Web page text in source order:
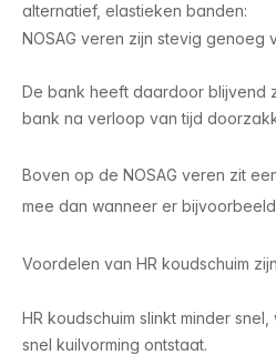
alternatief, elastieken banden:
NOSAG veren zijn stevig genoeg
De bank heeft daardoor blijvend
bank na verloop van tijd
Boven op de NOSAG veren zit
mee dan wanneer er
Voordelen van HR koudschuim
HR koudschuim slinkt minder
snel kuilvorming ontstaat.